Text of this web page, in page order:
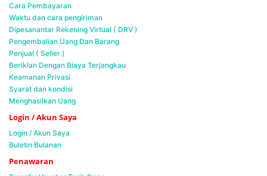
Cara Pembayaran
Waktu dan cara pengiriman
Dipesanantar Rekening Virtual ( DRV )
Pengembalian Uang Dan Barang
Penjual ( Seller )
Beriklan Dengan Biaya Terjangkau
Keamanan Privasi
Syarat dan kondisi
Menghasilkan Uang
Login / Akun Saya
Login / Akun Saya
Buletin Bulanan
Penawaran